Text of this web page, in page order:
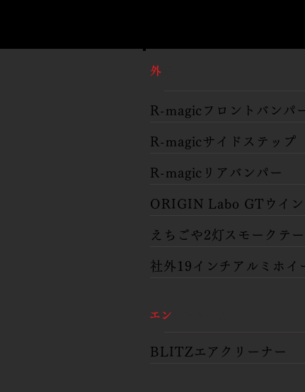
​外
​R-magicフロントバンパ
​R-magicサイドステップ
R-magicリアバンパー
​ORIGIN Labo GTウイ
えちごや2灯スモークテ
社外19インチアルミホイ
​エン
​BLITZエアクリーナー